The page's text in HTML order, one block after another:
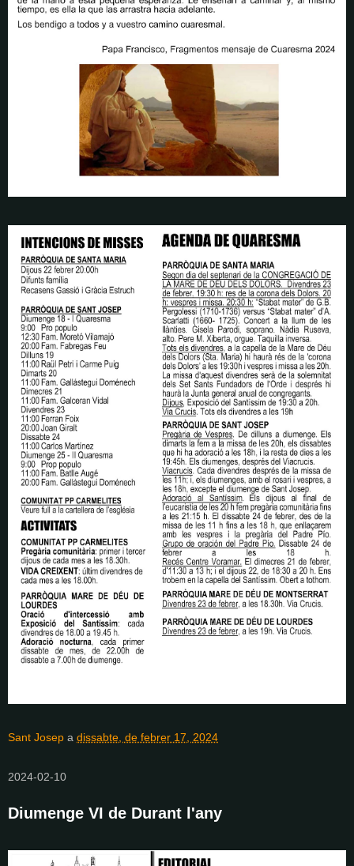
Sant Josep a dissabte, de febrer 17, 2024
2024-02-10
Diumenge VI de Durant l'any